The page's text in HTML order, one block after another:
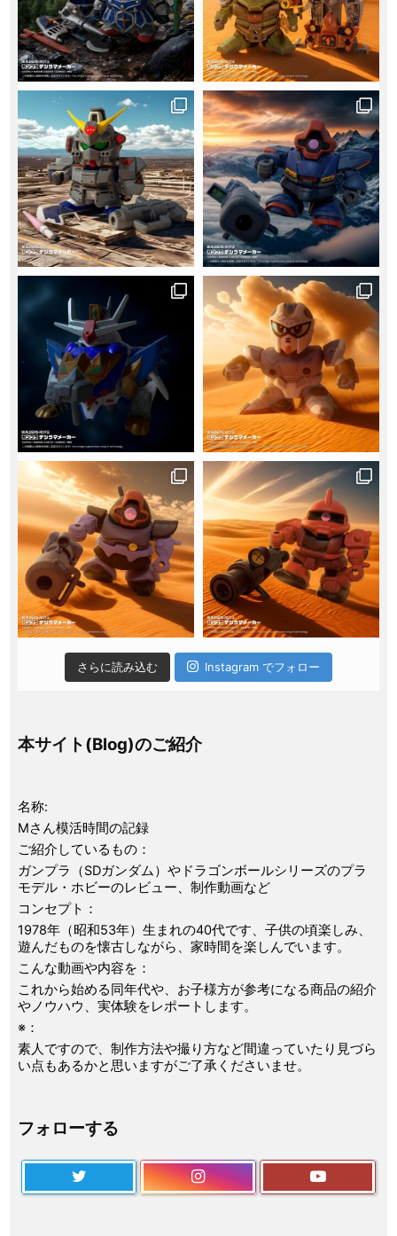
さらに読み込む Instagram でフォロー
本サイト(Blog)のご紹介
名称:
Mさん模活時間の記録
ご紹介しているもの：
ガンプラ（SDガンダム）やドラゴンボールシリーズのプラ
モデル・ホビーのレビュー、制作動画など
コンセプト：
1978年（昭和53年）生まれの40代です、子供の頃楽しみ、
遊んだものを懐古しながら、家時間を楽しんでいます。
こんな動画や内容を：
これから始める同年代や、お子様方が参考になる商品の紹介
やノウハウ、実体験をレポートします。
※：
素人ですので、制作方法や撮り方など間違っていたり見づら
い点もあるかと思いますがご了承くださいませ。
フォローする